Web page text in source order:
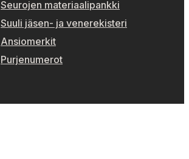
Seurojen materiaalipankki
Suuli jäsen- ja venerekisteri
Ansiomerkit
Purjenumerot